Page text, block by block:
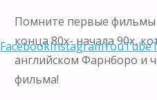
FacebookInstagramYouTube
Помните первые фильмы
конца 80х- начала 90х,
английском Фарнборо и
фильма!